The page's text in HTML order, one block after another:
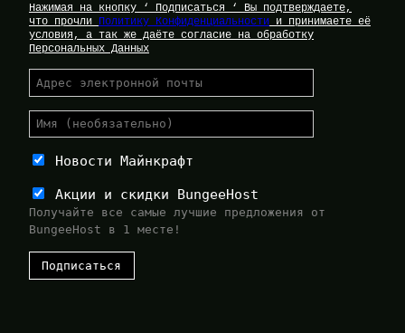
Нажимая на кнопку ‘ Подписаться ‘ Вы подтверждаете,
что прочли Политику Конфиденциальности и принимаете её
условия, а так же даёте согласие на обработку
Персональных Данных
Новости Майнкрафт
Акции и скидки BungeeHost
Получайте все самые лучшие предложения от
BungeeHost в 1 месте!